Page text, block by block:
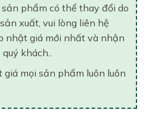
sản phẩm có thể thay đổi do
xuất, vui lòng liên hệ
nhật giá mới nhất và nhận
khách..
mọi sản phẩm luôn luôn